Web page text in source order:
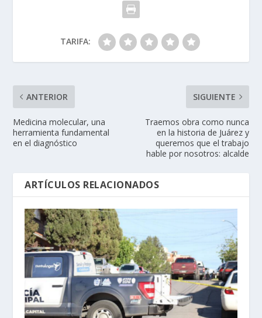
TARIFA:
ANTERIOR
Medicina molecular, una
herramienta fundamental
en el diagnóstico
SIGUIENTE
Traemos obra como nunca
en la historia de Juárez y
queremos que el trabajo
hable por nosotros: alcalde
ARTÍCULOS RELACIONADOS